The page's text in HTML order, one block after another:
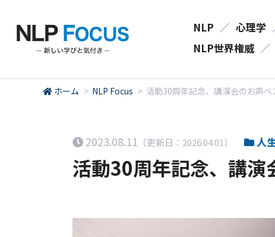
NLP ／ 心理学
NLP世界権威 ／
ホーム > NLP Focus > 活動30周年記念、講演会のお声ベ
2023.08.11 （更新日：2026.04.01） 人
活動30周年記念、講演